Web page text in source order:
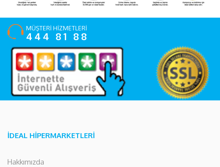
MÜŞTERİ HİZMETLERİ
444 81 88
İDEAL HİPERMARKETLERİ
Hakkımızda